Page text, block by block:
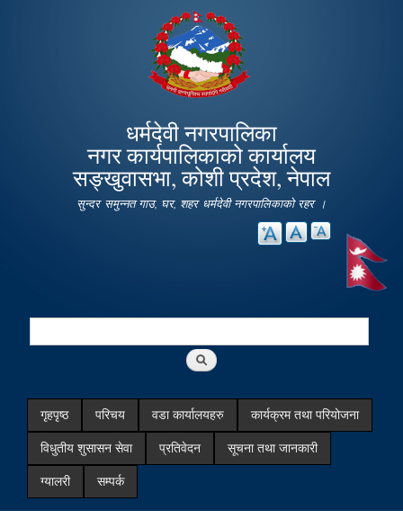
main
content
धर्मदेवी नगरपालिका
नगर कार्यपालिकाको कार्यालय
सङ्खुवासभा, कोशी प्रदेश, नेपाल
सुन्दर समुन्नत गाउ, घर, शहर धर्मदेवी नगरपालिकाको रहर ।
Search
गृहपृष्ठ परिचय वडा कार्यालयहरु
कार्यक्रम तथा परियोजना
विधुतीय शुसासन सेवा
प्रतिवेदन
सूचना तथा जानकारी
ग्यालरी
सम्पर्क